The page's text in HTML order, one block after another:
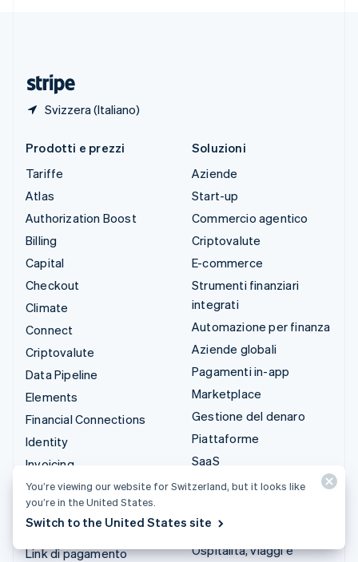
Svizzera (Italiano)
Prodotti e prezzi
Tariffe
Atlas
Authorization Boost
Billing
Capital
Checkout
Climate
Connect
Criptovalute
Data Pipeline
Elements
Financial Connections
Identity
Invoicing
Issuing
Link
Managed Payments
Link di pagamento
Soluzioni
Aziende
Start-up
Commercio agentico
Criptovalute
E-commerce
Strumenti finanziari
integrati
Automazione per finanza
Aziende globali
Pagamenti in-app
Marketplace
Gestione del denaro
Piattaforme
SaaS
Aziende di IA
Gaming
Ospitalità, viaggi e
You’re viewing our website for Switzerland, but it looks like
you’re in the United States.
Switch to the United States site